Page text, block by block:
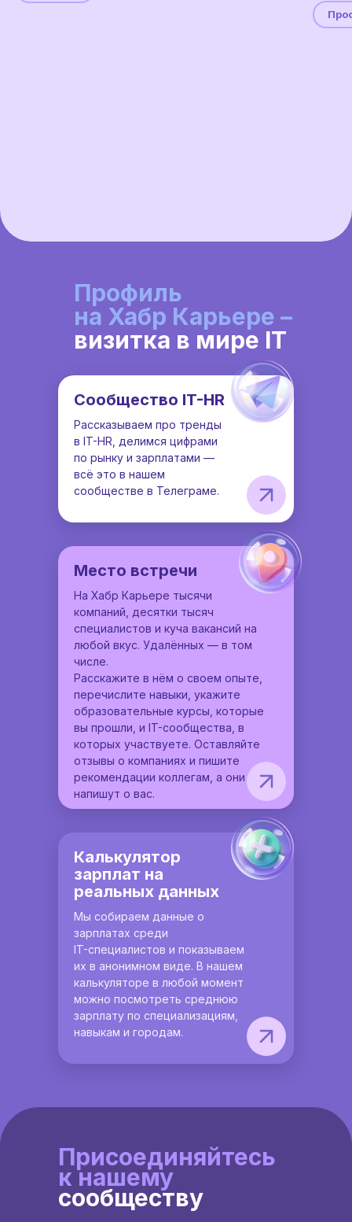
Профиль
на Хабр Карьере –
визитка в мире IT
Сообщество IT-HR
Рассказываем про тренды
в IT-HR, делимся цифрами
по рынку и зарплатами —
всё это в нашем
сообществе в Телеграме.
Калькулятор
зарплат на
реальных данных
Мы собираем данные о
зарплатах среди
IT-специалистов и показываем
их в анонимном виде. В нашем
калькуляторе в любой момент
можно посмотреть среднюю
зарплату по специализациям,
навыкам и городам.
На Хабр Карьере тысячи
компаний, десятки тысяч
специалистов и куча вакансий на
любой вкус. Удалённых — в том
числе.
Расскажите в нём о своем опыте,
перечислите навыки, укажите
образовательные курсы, которые
вы прошли, и IT-сообщества, в
которых участвуете. Оставляйте
отзывы о компаниях и пишите
рекомендации коллегам, а они
напишут о вас.
Место встречи
Присоединяйтесь
к нашему
сообществу